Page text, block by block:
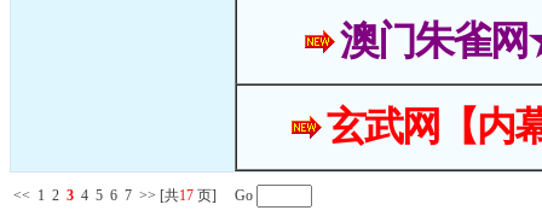
澳门朱雀
玄武网【内
<< 1 2 3 4 5 6 7 >> [共17 页] Go